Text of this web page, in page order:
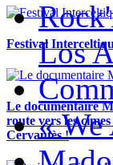
Festival
Le documentaire
route vers les
Cervantès !
Los
« We